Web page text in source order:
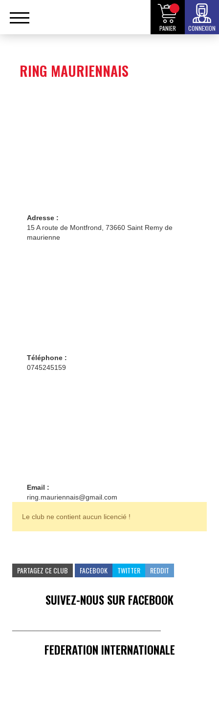
PANIER CONNEXION
RING MAURIENNAIS
Adresse :
15 A route de Montfrond, 73660 Saint Remy de
maurienne
Téléphone :
0745245159
Email :
ring.mauriennais@gmail.com
Le club ne contient aucun licencié !
PARTAGEZ CE CLUB FACEBOOK TWITTER REDDIT
SUIVEZ-NOUS SUR FACEBOOK
FEDERATION INTERNATIONALE